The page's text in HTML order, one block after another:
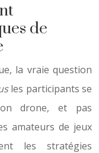
de
la vraie question
les participants se
drone, et pas
amateurs de jeux
les stratégies